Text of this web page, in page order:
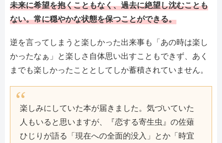
未来に希望を抱くこともなく、過去に絶望し沈むことも
ない。常に穏やかな状態を保つことができる。
逆を言ってしまうと楽しかった出来事も「あの時は楽し
かったなぁ」と楽しさ自体思い出すこともできず、あく
までも楽しかったこととしてしか蓄積されていません。
楽しみにしていた本が届きました。気づいていた
人もいると思いますが、『恋する寄生虫』の佐薙
ひじりが語る「現在への全面的没入」とか「時宜